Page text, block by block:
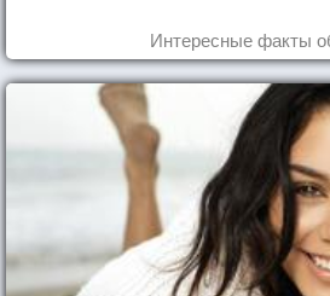
Интересные факты